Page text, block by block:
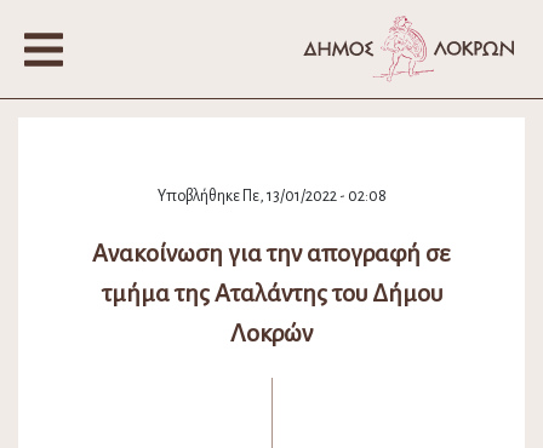
Υποβλήθηκε Πε, 13/01/2022 - 02:08
Ανακοίνωση για την απογραφή σε
τμήμα της Αταλάντης του Δήμου
Λοκρών